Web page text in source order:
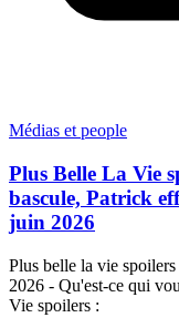
Médias et people
Plus Belle La Vie
bascule, Patrick
juin 2026
Plus belle la vie
2026 - Qu'est-ce qui
Vie spoilers :